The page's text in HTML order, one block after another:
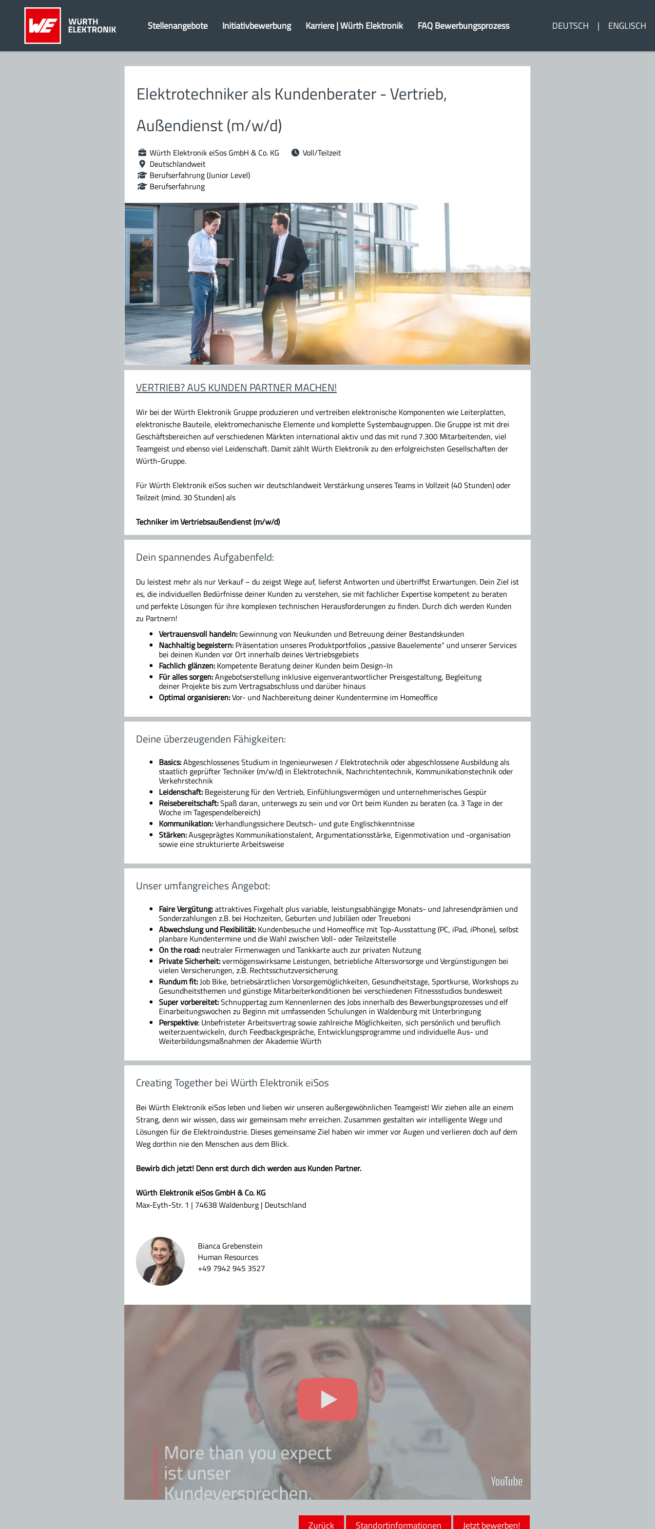
DEUTSCH ENGLISCH
Stellenangebote Initiativbewerbung Karriere | Würth Elektronik FAQ Bewerbungsprozess
Elektrotechniker als Kundenberater - Vertrieb,
Außendienst (m/w/d)
Würth Elektronik eiSos GmbH & Co. KG
Deutschlandweit
Berufserfahrung (Junior Level)
Berufserfahrung
Voll/Teilzeit
VERTRIEB? AUS KUNDEN PARTNER MACHEN!
Wir bei der Würth Elektronik Gruppe produzieren und vertreiben elektronische Komponenten wie Leiterplatten,
elektronische Bauteile, elektromechanische Elemente und komplette Systembaugruppen. Die Gruppe ist mit drei
Geschäftsbereichen auf verschiedenen Märkten international aktiv und das mit rund 7.300 Mitarbeitenden, viel
Teamgeist und ebenso viel Leidenschaft. Damit zählt Würth Elektronik zu den erfolgreichsten Gesellschaften der
Würth-Gruppe.
Für Würth Elektronik eiSos suchen wir deutschlandweit Verstärkung unseres Teams in Vollzeit (40 Stunden) oder
Teilzeit (mind. 30 Stunden) als
Techniker im Vertriebsaußendienst (m/w/d)
Dein spannendes Aufgabenfeld:
Du leistest mehr als nur Verkauf – du zeigst Wege auf, lieferst Antworten und übertriffst Erwartungen. Dein Ziel ist
es, die individuellen Bedürfnisse deiner Kunden zu verstehen, sie mit fachlicher Expertise kompetent zu beraten
und perfekte Lösungen für ihre komplexen technischen Herausforderungen zu finden. Durch dich werden Kunden
zu Partnern!
Vertrauensvoll handeln: Gewinnung von Neukunden und Betreuung deiner Bestandskunden
Nachhaltig begeistern: Präsentation unseres Produktportfolios „passive Bauelemente“ und unserer Services
bei deinen Kunden vor Ort innerhalb deines Vertriebsgebiets
Fachlich glänzen: Kompetente Beratung deiner Kunden beim Design-In
Für alles sorgen:Angebotserstellung inklusive eigenverantwortlicher Preisgestaltung, Begleitung
deiner Projekte bis zum Vertragsabschluss und darüber hinaus
Optimal organisieren:Vor- und Nachbereitung deiner Kundentermine im Homeoffice
Deine überzeugenden Fähigkeiten:
Basics:Abgeschlossenes Studium in Ingenieurwesen / Elektrotechnik oder abgeschlossene Ausbildung als
staatlich geprüfter Techniker (m/w/d) in Elektrotechnik, Nachrichtentechnik, Kommunikationstechnik oder
Verkehrstechnik
Leidenschaft: Begeisterung für den Vertrieb, Einfühlungsvermögen und unternehmerisches Gespür
Reisebereitschaft:Spaß daran, unterwegs zu sein und vor Ort beim Kunden zu beraten (ca. 3 Tage in der
Woche im Tagespendelbereich)
Kommunikation:Verhandlungssichere Deutsch- und gute Englischkenntnisse
Stärken:Ausgeprägtes Kommunikationstalent, Argumentationsstärke, Eigenmotivation und -organisation
sowie eine strukturierte Arbeitsweise
Unser umfangreiches Angebot:
Faire Vergütung:attraktives Fixgehalt plus variable, leistungsabhängige Monats- und Jahresendprämien und
Sonderzahlungen z.B. bei Hochzeiten, Geburten und Jubiläen oder Treueboni
Abwechslung und Flexibilität: Kundenbesuche und Homeoffice mit Top-Ausstattung (PC, iPad, iPhone), selbst
planbare Kundentermine und die Wahl zwischen Voll- oder Teilzeitstelle
On the road: neutraler Firmenwagen und Tankkarte auch zur privaten Nutzung
Private Sicherheit:vermögenswirksame Leistungen, betriebliche Altersvorsorge und Vergünstigungen bei
vielen Versicherungen, z.B. Rechtsschutzversicherung
Rundum fit: Job Bike, betriebsärztlichen Vorsorgemöglichkeiten, Gesundheitstage, Sportkurse, Workshops zu
Gesundheitsthemen und günstige Mitarbeiterkonditionen bei verschiedenen Fitnessstudios bundesweit
Super vorbereitet:Schnuppertag zum Kennenlernen des Jobs innerhalb des Bewerbungsprozesses und elf
Einarbeitungswochen zu Beginn mit umfassenden Schulungen in Waldenburg mit Unterbringung
Perspektive: Unbefristeter Arbeitsvertrag sowie zahlreiche Möglichkeiten, sich persönlich und beruflich
weiterzuentwickeln, durch Feedbackgespräche, Entwicklungsprogramme und individuelle Aus- und
Weiterbildungsmaßnahmen der Akademie Würth
Creating Together bei Würth Elektronik eiSos
Bei Würth Elektronik eiSos leben und lieben wir unseren außergewöhnlichen Teamgeist! Wir ziehen alle an einem
Strang, denn wir wissen, dass wir gemeinsam mehr erreichen. Zusammen gestalten wir intelligente Wege und
Lösungen für die Elektroindustrie. Dieses gemeinsame Ziel haben wir immer vor Augen und verlieren doch auf dem
Weg dorthin nie den Menschen aus dem Blick.
Bewirb dich jetzt! Denn erst durch dich werden aus Kunden Partner.
Würth Elektronik eiSos GmbH & Co. KG
Max-Eyth-Str. 1 | 74638 Waldenburg | Deutschland
Bianca Grebenstein
Human Resources
+49 7942 945 3527
Standortinformationen
Zurück Jetzt bewerben!